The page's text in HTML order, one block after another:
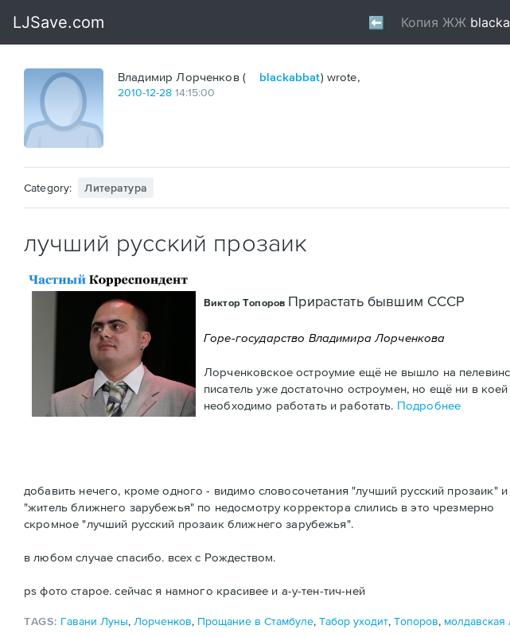
Владимир Лорченков ( blackabbat) wrote,
2010-12-28 14:15:00
Category: Литература
лучший русский прозаик
Виктор Топоров Прирастать бывшим CCCР
Горе-государство Владимира Лорченкова
Лорченковское остроумие ещё не вышло на
писатель уже достаточно остроумен, но ещё ни в
необходимо работать и работать. Подробнее
добавить нечего, кроме одного - видимо словосочетания "лучший русский прозаик" и
"житель ближнего зарубежья" по недосмотру корректора слились в это чрезмерно
скромное "лучший русский прозаик ближнего зарубежья".
в любом случае спасибо. всех с Рождеством.
ps фото старое. сейчас я намного красивее и а-у-тен-тич-ней
TAGS: Гавани Луны,Лорченков, Прощание в Стамбуле,Табор уходит,Топоров, молдавская